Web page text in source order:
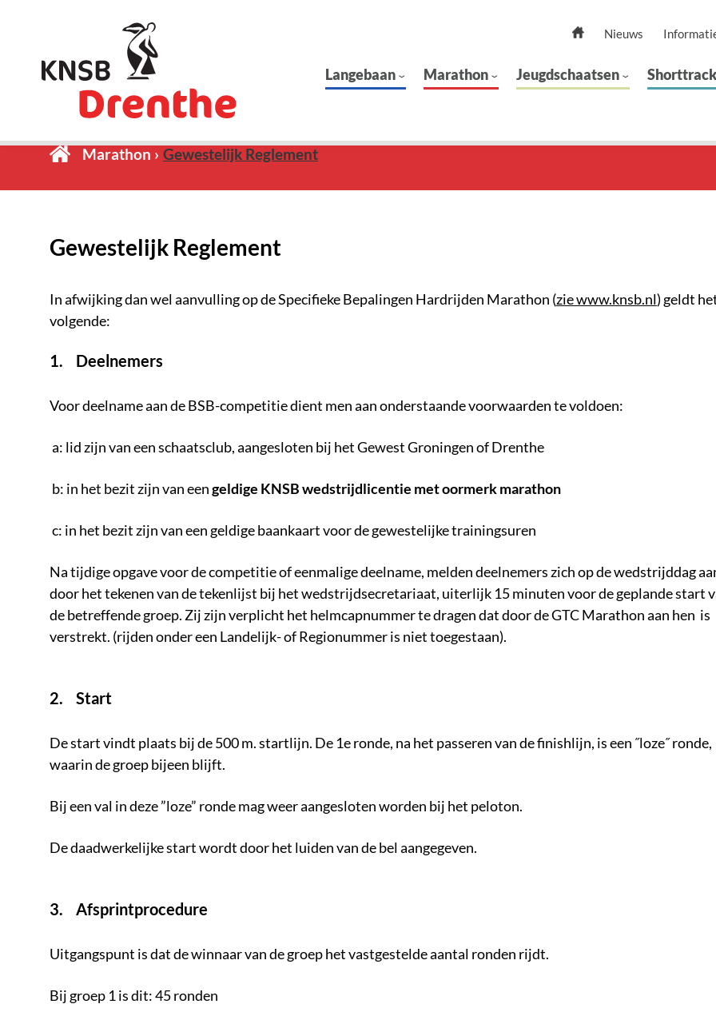
Nieuws
Langebaan Marathon Jeugdschaatsen Shorttrack
Marathon Gewestelijk Reglement
Gewestelijk Reglement
In afwijking dan wel aanvulling op de Specifieke Bepalingen Hardrijden Marathon (zie www.knsb.nl) geldt
volgende:
1. Deelnemers
Voor deelname aan de BSB-competitie dient men aan onderstaande voorwaarden te voldoen:
a: lid zijn van een schaatsclub, aangesloten bij het Gewest Groningen of Drenthe
b: in het bezit zijn van een geldige KNSB wedstrijdlicentie met oormerk marathon
c: in het bezit zijn van een geldige baankaart voor de gewestelijke trainingsuren
Na tijdige opgave voor de competitie of eenmalige deelname, melden deelnemers zich op de wedstrijddag
door het tekenen van de tekenlijst bij het wedstrijdsecretariaat, uiterlijk 15 minuten voor de geplande start
de betreffende groep. Zij zijn verplicht het helmcapnummer te dragen dat door de GTC Marathon aan hen is
verstrekt. (rijden onder een Landelijk- of Regionummer is niet toegestaan).
2. Start
De start vindt plaats bij de 500 m. startlijn. De 1e ronde, na het passeren van de finishlijn, is een ˝loze˝ ronde,
waarin de groep bijeen blijft.
Bij een val in deze ”loze” ronde mag weer aangesloten worden bij het peloton.
De daadwerkelijke start wordt door het luiden van de bel aangegeven.
3. Afsprintprocedure
Uitgangspunt is dat de winnaar van de groep het vastgestelde aantal ronden rijdt.
Bij groep 1 is dit: 45 ronden